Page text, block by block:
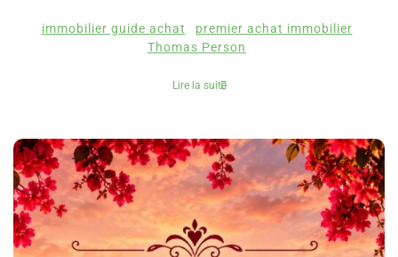
immobilier guide achat
premier achat immobilier
Thomas Person
Lire la suite